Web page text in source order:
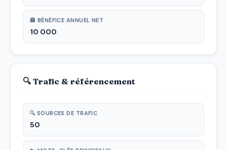
🏦 BÉNÉFICE ANNUEL NET
10 000
🔍 Trafic & référencement
🔍 SOURCES DE TRAFIC
50